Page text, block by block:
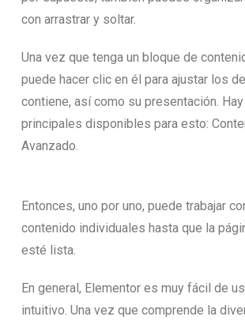
con arrastrar y soltar.
Una vez que tenga un bloque de
puede hacer clic en él para ajustar los
contiene, así como su presentación.
principales disponibles para esto:
Avanzado.
Entonces, uno por uno, puede trabajar
contenido individuales hasta que la
esté lista.
En general, Elementor es muy fácil de
intuitivo. Una vez que comprende la